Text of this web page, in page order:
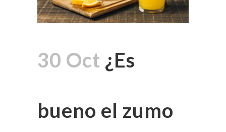
30 Oct ¿Es
bueno el zumo